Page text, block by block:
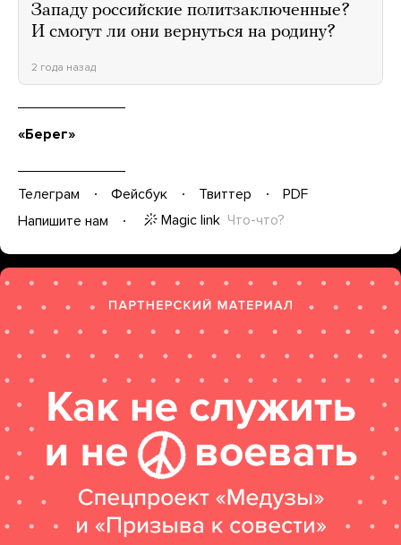
Западу российские политзаключенные?
И смогут ли они вернуться на родину?
2 года назад
«Берег»
Телеграм Фейсбук Твиттер
PDF
Напишите нам
Magic link Что-что?